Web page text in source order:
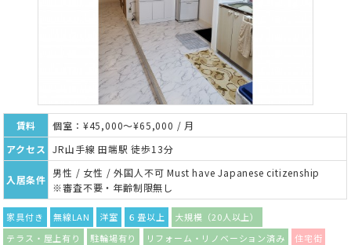
賃料
個室：¥45,000～¥65,000 / 月
アクセス
JR山手線 田端駅 徒歩13分
入居条件
男性 / 女性 / 外国人不可 Must have Japanese citizenship
※審査不要・年齢制限無し
家具付き 無線LAN 洋室 ６畳以上
大規模（20人以上）
テラス・屋上有り
駐輪場有り リフォーム・リノベーション済み
住宅街